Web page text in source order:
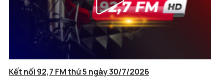
Kết nối 92,7 FM thứ 5 ngày 30/7/2026